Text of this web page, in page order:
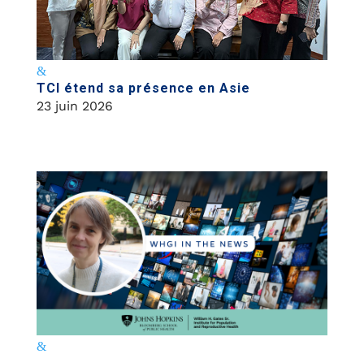
TCI étend sa présence en Asie
23 juin 2026